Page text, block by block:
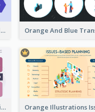
Purple Transactional Leadership Strategic Analysis
Purple Issues-Based Planning Strategic Analysis